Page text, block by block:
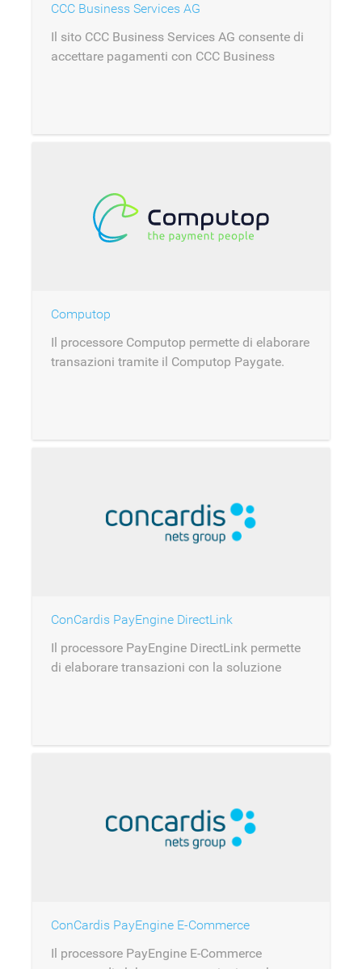
CCC Business Services AG
Il sito CCC Business Services AG consente di
accettare pagamenti con CCC Business
Computop
Il processore Computop permette di elaborare
transazioni tramite il Computop Paygate.
ConCardis PayEngine DirectLink
Il processore PayEngine DirectLink permette
di elaborare transazioni con la soluzione
ConCardis PayEngine E-Commerce
Il processore PayEngine E-Commerce